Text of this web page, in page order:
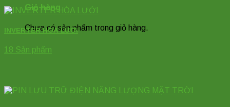
Giỏ hàng
Chưa có sản phẩm trong giỏ hàng.
INVERTER HÒA LƯỚI
18 Sản phẩm